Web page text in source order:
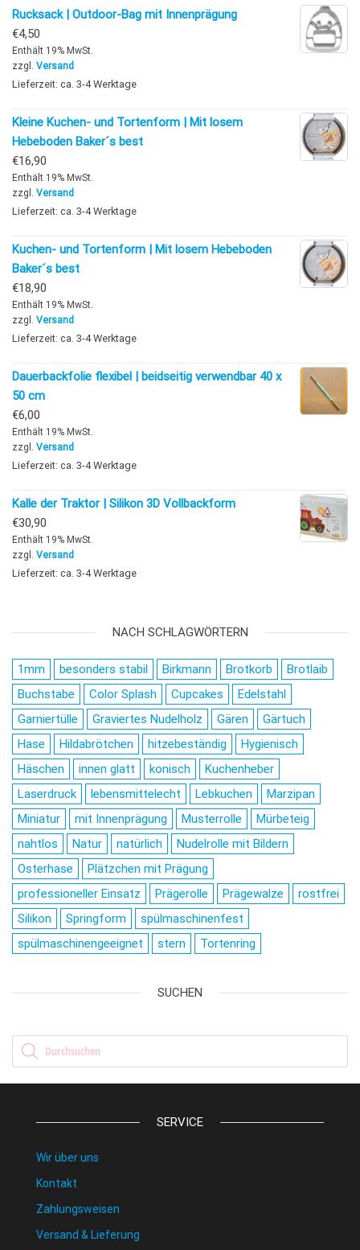
Rucksack | Outdoor-Bag mit Innenprägung
€4,50
Enthält 19% MwSt.
zzgl. Versand
Lieferzeit: ca. 3-4 Werktage
Kleine Kuchen- und Tortenform | Mit losem
Hebeboden Baker´s best
€16,90
Enthält 19% MwSt.
zzgl. Versand
Lieferzeit: ca. 3-4 Werktage
Kuchen- und Tortenform | Mit losem Hebeboden
Baker´s best
€18,90
Enthält 19% MwSt.
zzgl. Versand
Lieferzeit: ca. 3-4 Werktage
Dauerbackfolie flexibel | beidseitig verwendbar 40 x
50 cm
€6,00
Enthält 19% MwSt.
zzgl. Versand
Lieferzeit: ca. 3-4 Werktage
Kalle der Traktor | Silikon 3D Vollbackform
€30,90
Enthält 19% MwSt.
zzgl. Versand
Lieferzeit: ca. 3-4 Werktage
NACH SCHLAGWÖRTERN
1mm besonders stabil Birkmann Brotkorb
Brotlaib
Buchstabe
Color Splash Cupcakes
Edelstahl
Garniertülle
Graviertes Nudelholz Gären
Gärtuch
Hase
Hildabrötchen hitzebeständig
Hygienisch
Häschen
innen glatt konisch
Kuchenheber
Laserdruck
lebensmittelecht Lebkuchen
Marzipan
Miniatur
mit Innenprägung Musterrolle
Mürbeteig
nahtlos
Natur natürlich
Nudelrolle mit Bildern
Osterhase
Plätzchen mit Prägung
professioneller Einsatz
Prägerolle Prägewalze
rostfrei
Silikon
Springform
spülmaschinenfest
spülmaschinengeeignet
stern Tortenring
SUCHEN
Products search
SERVICE
Wir über uns
Kontakt
Zahlungsweisen
Versand & Lieferung